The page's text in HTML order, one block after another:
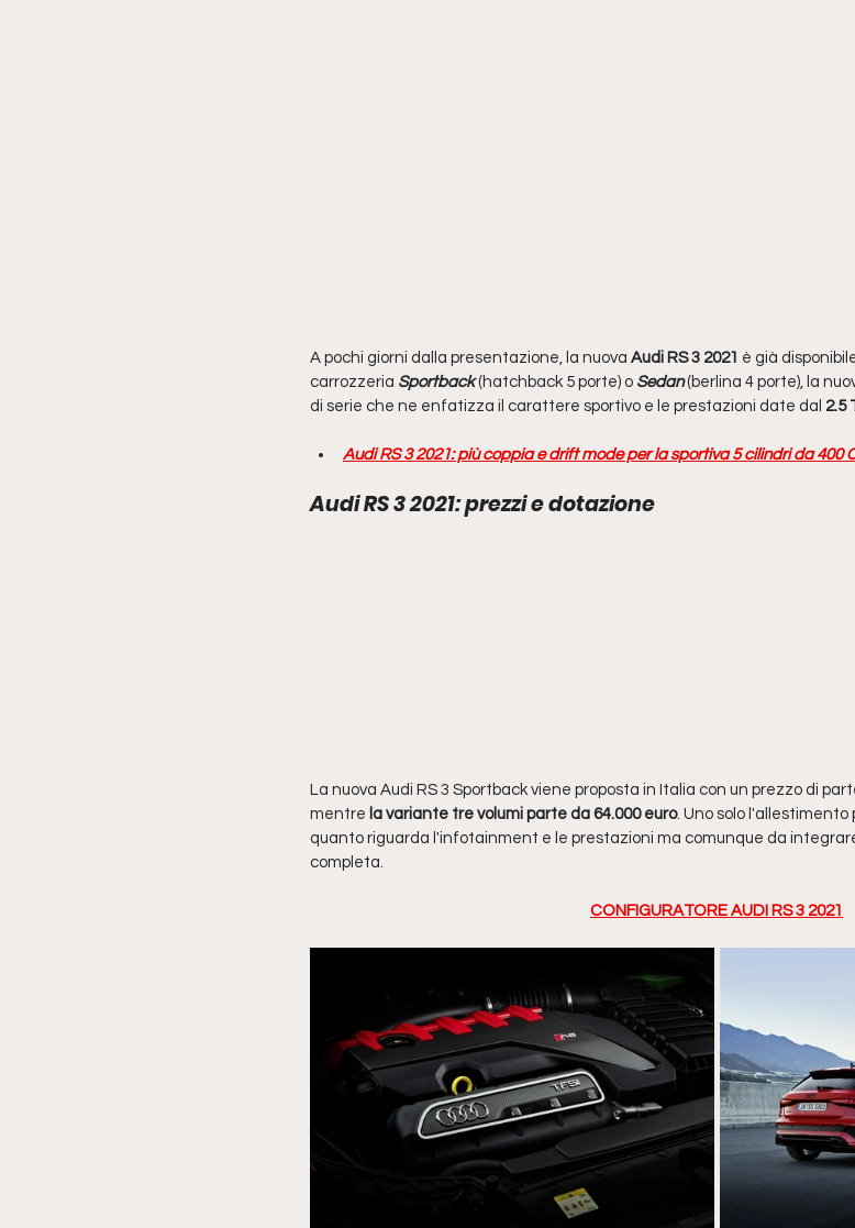
A pochi giorni dalla presentazione, la nuova Audi RS 3 2021 è già
carrozzeria Sportback (hatchback 5 porte) o Sedan (berlina 4 porte), la
di serie che ne enfatizza il carattere sportivo e le prestazioni date dal 2.5
Audi RS 3 2021: più coppia e drift mode per la sportiva 5 cilindri da 400
Audi RS 3 2021: prezzi e dotazione
La nuova Audi RS 3 Sportback viene proposta in Italia con un prezzo di
mentre la variante tre volumi parte da 64.000 euro. Uno solo
quanto riguarda l'infotainment e le prestazioni ma comunque da
completa.
CONFIGURATORE AUDI RS 3 2021